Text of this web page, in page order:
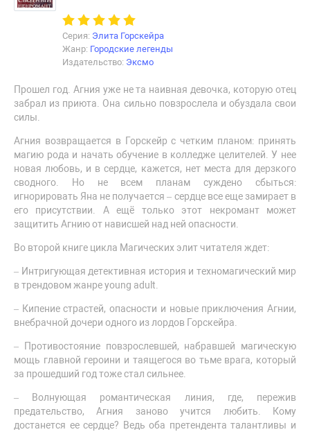
Серия: Элита Горскейра
Жанр: Городские легенды
Издательство: Эксмо
Прошел год. Агния уже не та наивная девочка, которую отец
забрал из приюта. Она сильно повзрослела и обуздала свои
силы.
Агния возвращается в Горскейр с четким планом: принять
магию рода и начать обучение в колледже целителей. У нее
новая любовь, и в сердце, кажется, нет места для дерзкого
сводного. Но не всем планам суждено сбыться:
игнорировать Яна не получается – сердце все еще замирает в
его присутствии. А ещё только этот некромант может
защитить Агнию от нависшей над ней опасности.
Во второй книге цикла Магических элит читателя ждет:
– Интригующая детективная история и техномагический мир
в трендовом жанре young adult.
– Кипение страстей, опасности и новые приключения Агнии,
внебрачной дочери одного из лордов Горскейра.
– Противостояние повзрослевшей, набравшей магическую
мощь главной героини и таящегося во тьме врага, который
за прошедший год тоже стал сильнее.
– Волнующая романтическая линия, где, пережив
предательство, Агния заново учится любить. Кому
достанется ее сердце? Ведь оба претендента талантливы и